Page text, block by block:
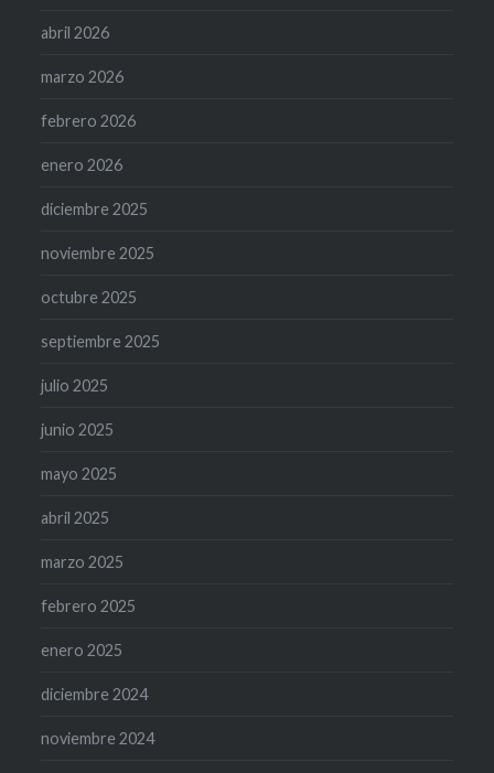
abril 2026
marzo 2026
febrero 2026
enero 2026
diciembre 2025
noviembre 2025
octubre 2025
septiembre 2025
julio 2025
junio 2025
mayo 2025
abril 2025
marzo 2025
febrero 2025
enero 2025
diciembre 2024
noviembre 2024